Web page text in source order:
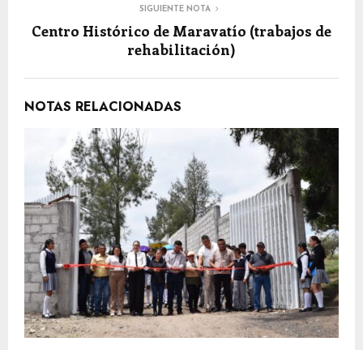
SIGUIENTE NOTA
Centro Histórico de Maravatío (trabajos de
rehabilitación)
NOTAS RELACIONADAS